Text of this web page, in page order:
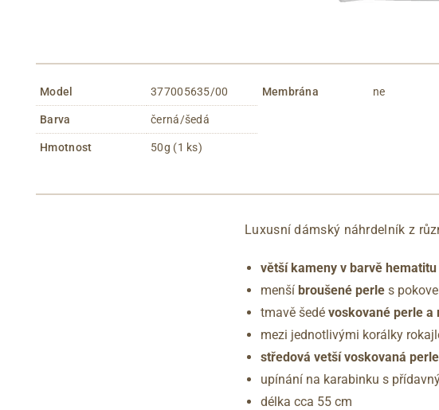
Model 377005635/00
Barva černá/šedá
Hmotnost 50g (1 ks)
Membrána ne
Luxusní dámský náhrdelník z
větší kameny v barvě hematitu
menší broušené perle s
tmavě šedé voskované perle a
mezi jednotlivými korálky
středová vetší voskovaná perle
upínání na karabinku s
délka cca 55 cm